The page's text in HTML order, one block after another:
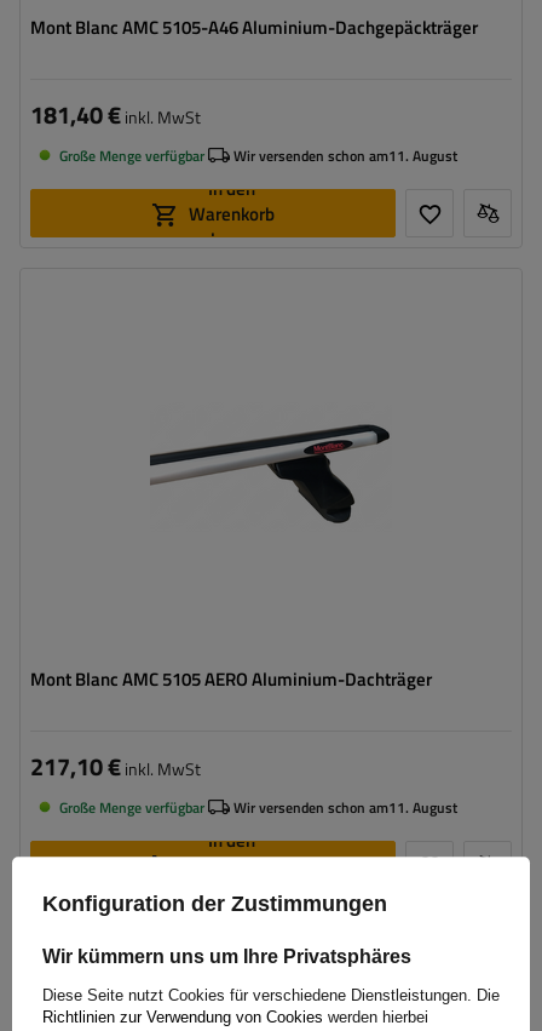
Mont Blanc AMC 5105-A46 Aluminium-Dachgepäckträger
181,40 €inkl. MwSt
Große Menge verfügbar Wir versenden schon am11. August
In den
Warenkorb
legen
Mont Blanc AMC 5105 AERO Aluminium-Dachträger
217,10 €inkl. MwSt
Große Menge verfügbar Wir versenden schon am11. August
In den
Warenkorb
legen
Konfiguration der Zustimmungen
Wir kümmern uns um Ihre Privatsphäres
Diese Seite nutzt Cookies für verschiedene Dienstleistungen. Die
Richtlinien zur Verwendung von Cookies werden hierbei